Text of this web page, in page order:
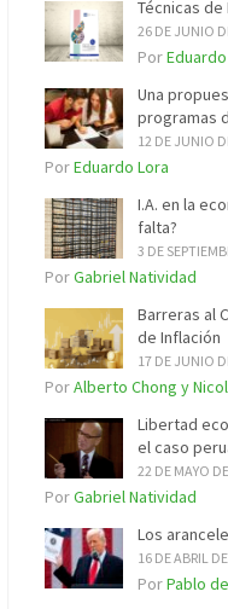
Técnicas de
26 DE JUNIO
Por
Una
programas
12 DE JUNIO
PorEduardo Lora
I.A. en la
falta?
3 DE
PorGabriel Natividad
Barreras al
de Inflación
17 DE JUNIO
PorAlberto Chong y
Libertad
el caso
22 DE MAYO
PorGabriel Natividad
Los
16 DE ABRIL
PorPablo